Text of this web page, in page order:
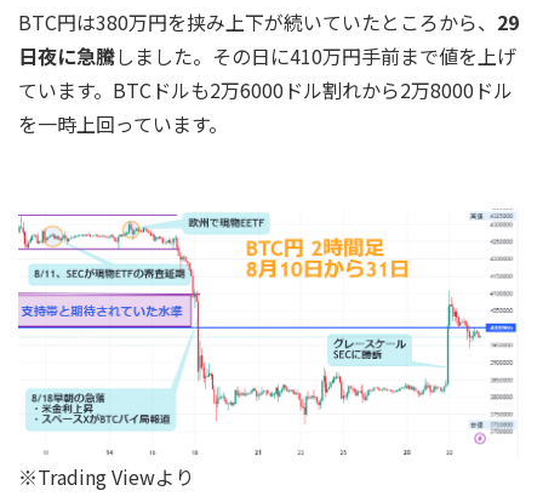
BTC円は380万円を挟み上下が続いていたところから、 29
日夜に急騰しました。その日に410万円手前まで値を上げ
ています。BTCドルも2万6000ドル割れから2万8000ドル
を一時上回っています。
※Trading Viewより